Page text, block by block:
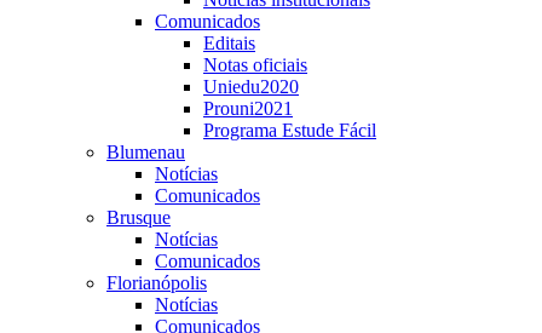
Comunicados
Editais
Notas oficiais
Uniedu2020
Prouni2021
Programa Estude Fácil
Blumenau
Notícias
Comunicados
Brusque
Notícias
Comunicados
Florianópolis
Notícias
Comunicados